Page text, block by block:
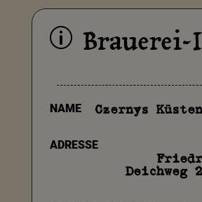
p Brauerei-
NAME Czernys
ADRESSE
Deichweg